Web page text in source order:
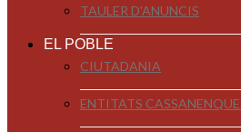
TAULER D'ANUNCIS
EL POBLE
CIUTADANIA
ENTITATS